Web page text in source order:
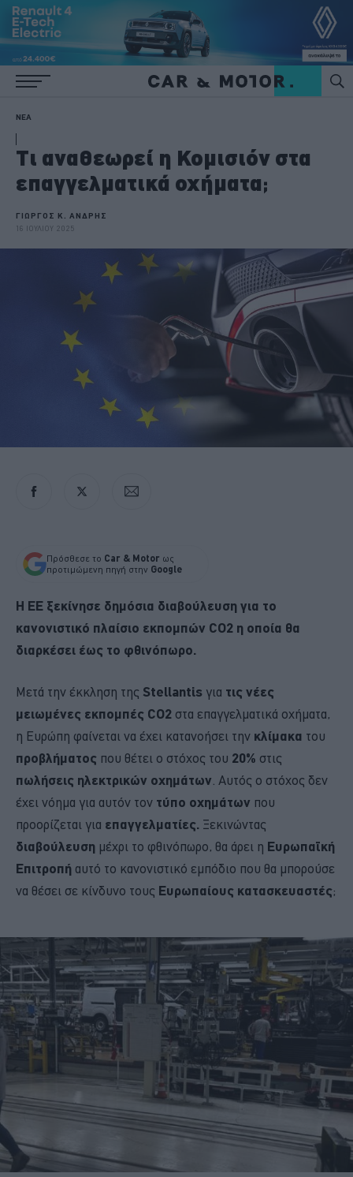
ΝΕΑ
Τι αναθεωρεί η Κομισιόν στα
επαγγελματικά οχήματα;
ΓΙΩΡΓΟΣ Κ. ΑΝΔΡΗΣ
16 ΙΟΥΛΙΟΥ 2025
Πρόσθεσε το Car & Motor ως
προτιμώμενη πηγή στην Google
Η ΕΕ ξεκίνησε δημόσια διαβούλευση για το
κανονιστικό πλαίσιο εκπομπών CO2 η οποία θα
διαρκέσει έως το φθινόπωρο.
Μετά την έκκληση της Stellantis για τις νέες
μειωμένες εκπομπές CO2 στα επαγγελματικά οχήματα,
η Ευρώπη φαίνεται να έχει κατανοήσει την κλίμακα του
προβλήματος που θέτει ο στόχος του 20% στις
πωλήσεις ηλεκτρικών οχημάτων . Αυτός ο στόχος δεν
έχει νόημα για αυτόν τον τύπο οχημάτων που
προορίζεται για επαγγελματίες. Ξεκινώντας
διαβούλευση μέχρι το φθινόπωρο, θα άρει η Ευρωπαϊκή
Επιτροπή αυτό το κανονιστικό εμπόδιο που θα μπορούσε
να θέσει σε κίνδυνο τους Ευρωπαίους κατασκευαστές;